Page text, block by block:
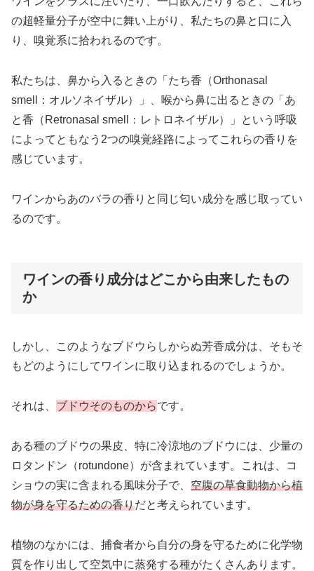
の超軽量分子が空中に舞い上がり、私たちの鼻と口に入
り、嗅覚系に拾われるのです。
私たちは、鼻から入るときの「たち香（Orthonasal
smell：オルソネイザル）」、喉から鼻に出るときの「あ
と香（Retronasal smell：レトロネイザル）」という呼吸
によってともなう2つの嗅覚経路によってこれらの香りを
感じています。
ワインからあのバラの香りと同じ匂い成分を感じ取ってい
るのです。
ワインの香り成分はどこから由来したもの
か
しかし、このようなブドウらしからぬ芳香成分は、そもそ
もどのようにしてワインに取り込まれるのでしょうか。
それは、 ブドウそのものからです。
ある種のブドウの果皮、特に冷涼地のブドウには、少量の
ロタンドン（rotundone）が含まれています。これは、コ
ショウの実に含まれる風味分子で、 空腹の草食動物から植
物が身を守るための香りだと考えられています。
植物のなかには、捕食者から自分の身を守るために化学物
質を作り出して空気中に蒸発する種がたくさんあります。